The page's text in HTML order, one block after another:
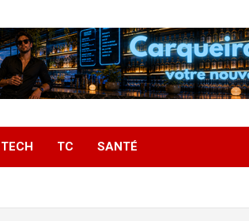
TECH TC SANTÉ